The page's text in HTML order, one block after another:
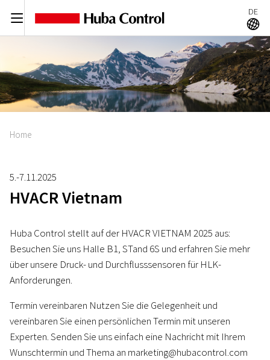
C DE
A
Home
5.-7.11.2025
HVACR Vietnam
Huba Control stellt auf der HVACR VIETNAM 2025 aus:
Besuchen Sie uns Halle B1, STand 6S und erfahren Sie mehr
über unsere Druck- und Durchflusssensoren für HLK-
Anforderungen.
Termin vereinbaren Nutzen Sie die Gelegenheit und
vereinbaren Sie einen persönlichen Termin mit unseren
Experten. Senden Sie uns einfach eine Nachricht mit Ihrem
Wunschtermin und Thema an marketing@hubacontrol.com